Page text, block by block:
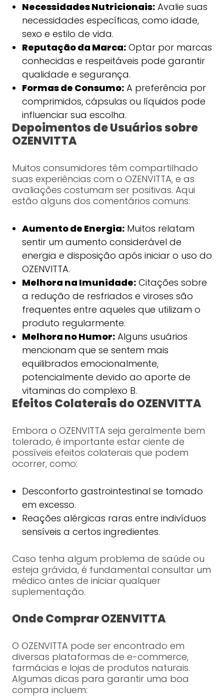
Necessidades Nutricionais:Avalie suas
necessidades específicas, como idade,
sexo e estilo de vida.
Reputação da Marca:Optar por marcas
conhecidas e respeitáveis pode garantir
qualidade e segurança.
Formas de Consumo:A preferência por
comprimidos, cápsulas ou líquidos pode
influenciar sua escolha.
Depoimentos de Usuários sobre
OZENVITTA
Muitos consumidores têm compartilhado
suas experiências com o OZENVITTA, e as
avaliações costumam ser positivas. Aqui
estão alguns dos comentários comuns:
Aumento de Energia:Muitos relatam
sentir um aumento considerável de
energia e disposição após iniciar o uso do
OZENVITTA.
Melhora na Imunidade:Citações sobre
a redução de resfriados e viroses são
frequentes entre aqueles que utilizam o
produto regularmente.
Melhora no Humor:Alguns usuários
mencionam que se sentem mais
equilibrados emocionalmente,
potencialmente devido ao aporte de
vitaminas do complexo B.
Efeitos Colaterais do OZENVITTA
Embora o OZENVITTA seja geralmente bem
tolerado, é importante estar ciente de
possíveis efeitos colaterais que podem
ocorrer, como:
Desconforto gastrointestinal se tomado
em excesso.
Reações alérgicas raras entre indivíduos
sensíveis a certos ingredientes.
Caso tenha algum problema de saúde ou
esteja grávida, é fundamental consultar um
médico antes de iniciar qualquer
suplementação.
Onde Comprar OZENVITTA
O OZENVITTA pode ser encontrado em
diversas plataformas de e-commerce,
farmácias e lojas de produtos naturais.
Algumas dicas para garantir uma boa
compra incluem: